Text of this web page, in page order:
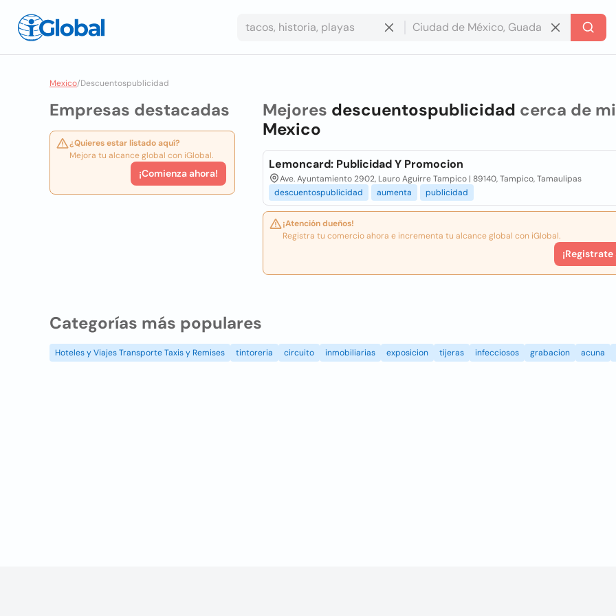
Mexico/Descuentospublicidad
Empresas destacadas
¿Quieres estar listado aquí?
Mejora tu alcance global con iGlobal.
¡Comienza ahora!
Mejores descuentospublicidad cerca de
Mexico
Lemoncard: Publicidad Y Promocion
Ave. Ayuntamiento 2902, Lauro Aguirre Tampico | 89140, Tampico, Tamaulipas
descuentospublicidad
aumenta publicidad
¡Atención dueños!
Registra tu comercio ahora e incrementa tu alcance global con iGlobal.
¡Registrate
Categorías más populares
Hoteles y Viajes Transporte Taxis y Remises tintoreria circuito inmobiliarias exposicion tijeras infecciosos grabacion acuna